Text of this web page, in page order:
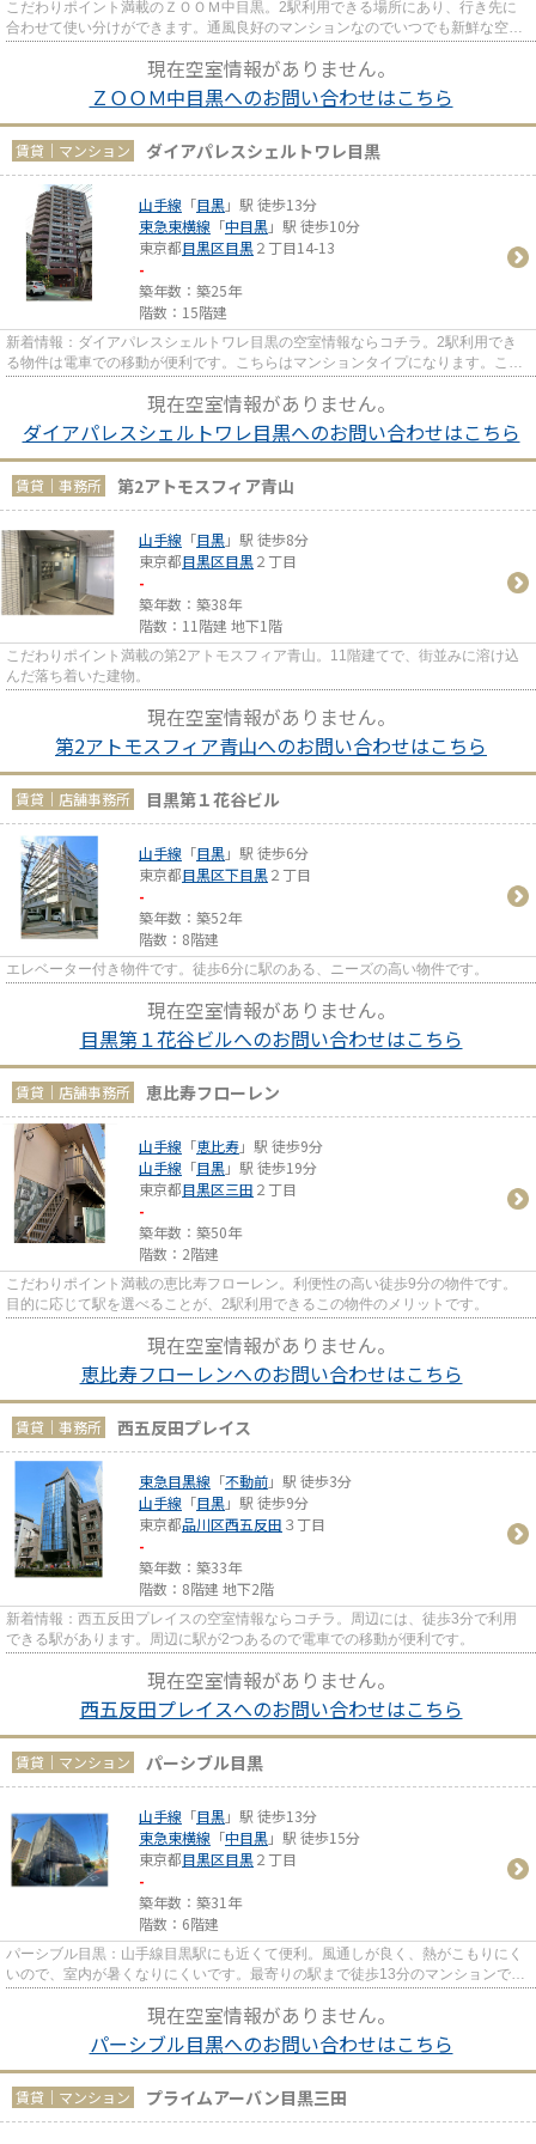
こだわりポイント満載のＺＯＯＭ中目黒。2駅利用できる場所にあり、行き先に
合わせて使い分けができます。通風良好のマンションなのでいつでも新鮮な空気
現在空室情報がありません。
ＺＯＯＭ中目黒へのお問い合わせはこちら
賃貸｜マンション ダイアパレスシェルトワレ目黒
山手線 「目黒」駅 徒歩13分
東急東横線 「中目黒」駅 徒歩10分
東京都目黒区目黒２丁目14-13
-
築年数：築25年
階数：15階建
新着情報：ダイアパレスシェルトワレ目黒の空室情報ならコチラ。2駅利用でき
る物件は電車での移動が便利です。こちらはマンションタイプになります。こち
現在空室情報がありません。
ダイアパレスシェルトワレ目黒へのお問い合わせはこちら
賃貸｜事務所 第2アトモスフィア青山
山手線 「目黒」駅 徒歩8分
東京都目黒区目黒２丁目
-
築年数：築38年
階数：11階建 地下1階
こだわりポイント満載の第2アトモスフィア青山。11階建てで、街並みに溶け込
んだ落ち着いた建物。
現在空室情報がありません。
第2アトモスフィア青山へのお問い合わせはこちら
賃貸｜店舗事務所 目黒第１花谷ビル
山手線 「目黒」駅 徒歩6分
東京都目黒区下目黒２丁目
-
築年数：築52年
階数：8階建
エレベーター付き物件です。徒歩6分に駅のある、ニーズの高い物件です。
現在空室情報がありません。
目黒第１花谷ビルへのお問い合わせはこちら
賃貸｜店舗事務所 恵比寿フローレン
山手線 「恵比寿」駅 徒歩9分
山手線 「目黒」駅 徒歩19分
東京都目黒区三田 ２丁目
-
築年数：築50年
階数：2階建
こだわりポイント満載の恵比寿フローレン。利便性の高い徒歩9分の物件です。
目的に応じて駅を選べることが、2駅利用できるこの物件のメリットです。
現在空室情報がありません。
恵比寿フローレンへのお問い合わせはこちら
賃貸｜事務所 西五反田プレイス
東急目黒線 「不動前」駅 徒歩3分
山手線 「目黒」駅 徒歩9分
東京都品川区西五反田 ３丁目
-
築年数：築33年
階数：8階建 地下2階
新着情報：西五反田プレイスの空室情報ならコチラ。周辺には、徒歩3分で利用
できる駅があります。周辺に駅が2つあるので電車での移動が便利です。
現在空室情報がありません。
西五反田プレイスへのお問い合わせはこちら
賃貸｜マンション パーシブル目黒
山手線 「目黒」駅 徒歩13分
東急東横線 「中目黒」駅 徒歩15分
東京都目黒区目黒２丁目
-
築年数：築31年
階数：6階建
パーシブル目黒：山手線目黒駅にも近くて便利。風通しが良く、熱がこもりにく
いので、室内が暑くなりにくいです。最寄りの駅まで徒歩13分のマンションで
現在空室情報がありません。
パーシブル目黒へのお問い合わせはこちら
賃貸｜マンション プライムアーバン目黒三田